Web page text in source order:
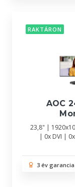
RAKTÁRON
AOC
23,8" |
| 0x DVI |
3 év garancia